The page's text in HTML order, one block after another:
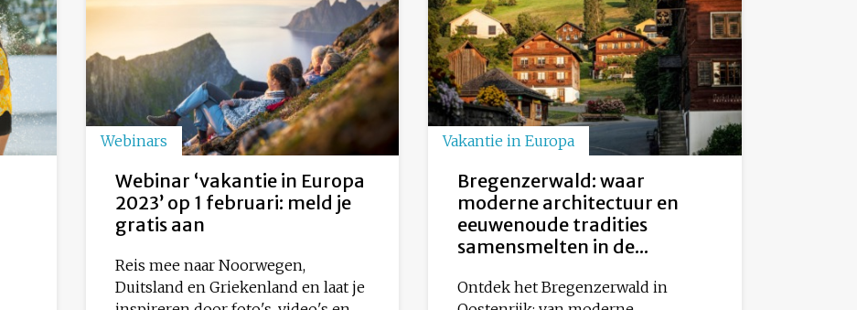
Webinars
Webinar ‘vakantie in Europa
2023’ op 1 februari: meld je
gratis aan
Reis mee naar Noorwegen,
Duitsland en Griekenland en laat je
Vakantie in Europa
Bregenzerwald: waar
moderne architectuur en
eeuwenoude tradities
samensmelten in de...
Ontdek het Bregenzerwald in